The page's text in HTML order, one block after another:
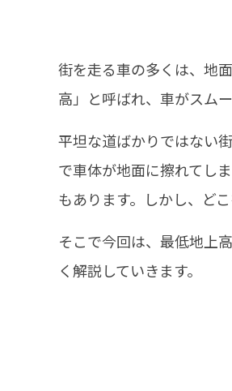
街を走る車の多くは、地
高」と呼ばれ、車がスム
平坦な道ばかりではない
で車体が地面に擦れてし
もあります。しかし、ど
そこで今回は、最低地上
く解説していきます。